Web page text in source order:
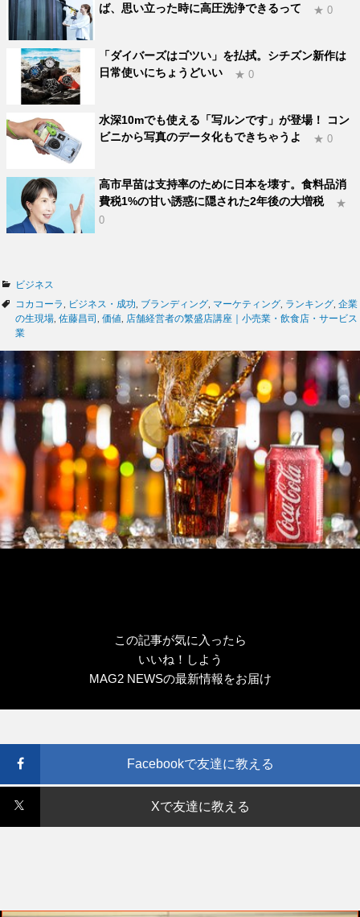
ば、思い立った時に高圧洗浄できるって
★ 0
「ダイバーズはゴツい」を払拭。シチズン新作は
日常使いにちょうどいい
★ 0
水深10mでも使える「写ルンです」が登場！ コン
ビニから写真のデータ化もできちゃうよ
★ 0
高市早苗は支持率のために日本を壊す。食料品消
費税1%の甘い誘惑に隠された2年後の大増税
★
0
カ
ゴ
リ
ビジネス
タ
グ
コカコーラ ビジネス・成功 ブランディング マーケティング ランキング 企業
の生現場 佐藤昌司 価値
店舗経営者の繁盛店講座｜小売業・飲食店・サービス
業
この記事が気に入ったら
いいね！しよう
MAG2 NEWSの最新情報をお届け
Facebookで友達に教える
Xで友達に教える